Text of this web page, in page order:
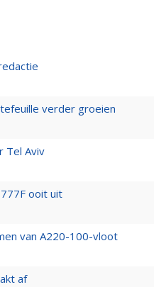
verder groeien
Tel Aviv
ooit uit
van A220-100-vloot
af